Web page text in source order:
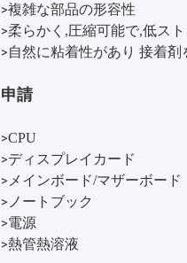
>複雑な部品の形容性
>柔らかく,圧縮可能で,低ス
>自然に粘着性があり 接着剤
申請
>CPU
>ディスプレイカード
> メインボード/マザーボード
> ノートブック
>電源
>熱管熱溶液